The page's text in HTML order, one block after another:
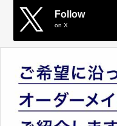
Follow
on X